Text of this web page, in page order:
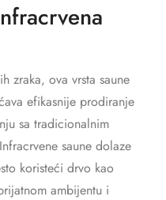
zraka, ova vrsta saune
efikasnije prodiranje
sa tradicionalnim
saune dolaze
koristeći drvo kao
ambijentu i